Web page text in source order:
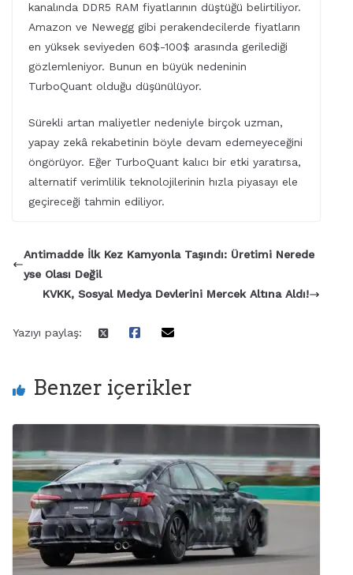
kanalında DDR5 RAM fiyatlarının düştüğü belirtiliyor.
Amazon ve Newegg gibi perakendecilerde fiyatların
en yüksek seviyeden 60$-100$ arasında gerilediği
gözlemleniyor. Bunun en büyük nedeninin
TurboQuant olduğu düşünülüyor.
Sürekli artan maliyetler nedeniyle birçok uzman,
yapay zekâ rekabetinin böyle devam edemeyeceğini
öngörüyor. Eğer TurboQuant kalıcı bir etki yaratırsa,
alternatif verimlilik teknolojilerinin hızla piyasayı ele
geçireceği tahmin ediliyor.
Antimadde İlk Kez Kamyonla Taşındı: Üretimi Nerede
yse Olası Değil
KVKK, Sosyal Medya Devlerini Mercek Altına Aldı!
Yazıyı paylaş:
Benzer içerikler